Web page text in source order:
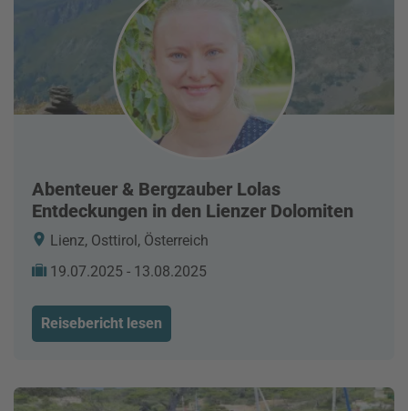
Abenteuer & Bergzauber Lolas
Entdeckungen in den Lienzer Dolomiten
Lienz, Osttirol, Österreich
19.07.2025 - 13.08.2025
Reisebericht lesen